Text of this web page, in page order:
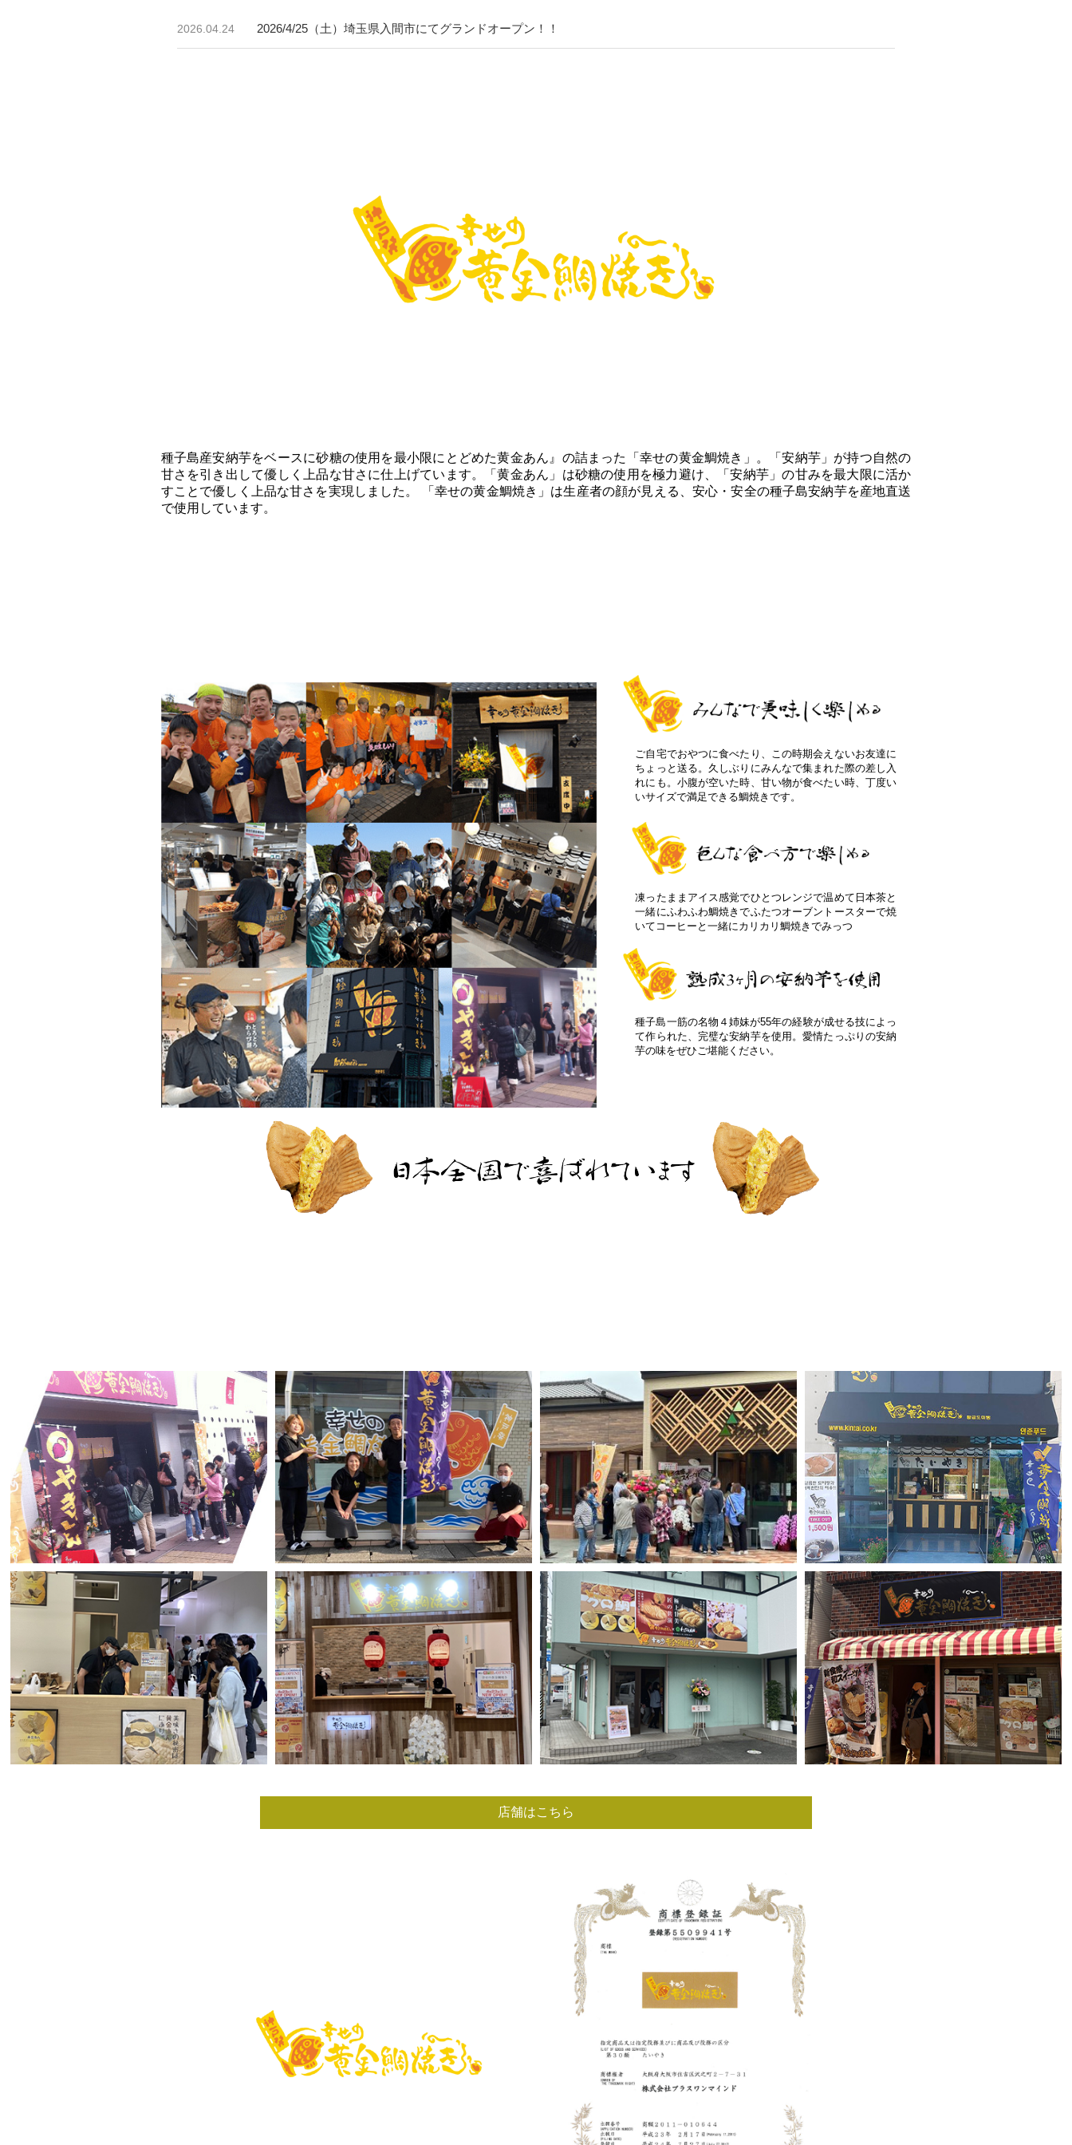
2026.04.24 2026/4/25（土）埼玉県入間市にてグランドオープン！！
種子島産安納芋をベースに砂糖の使用を最小限にとどめた黄金あん』の詰まった「幸せの黄金鯛焼き」。「安納芋」が持つ自然の
甘さを引き出して優しく上品な甘さに仕上げています。「黄金あん」は砂糖の使用を極力避け、「安納芋」の甘みを最大限に活か
すことで優しく上品な甘さを実現しました。 「幸せの黄金鯛焼き」は生産者の顔が見える、安心・安全の種子島安納芋を産地直送
で使用しています。
ご自宅でおやつに食べたり、この時期会えないお友達に
ちょっと送る。久しぶりにみんなで集まれた際の差し入
れにも。小腹が空いた時、甘い物が食べたい時、丁度い
いサイズで満足できる鯛焼きです。
凍ったままアイス感覚でひとつレンジで温めて日本茶と
一緒にふわふわ鯛焼きでふたつオーブントースターで焼
いてコーヒーと一緒にカリカリ鯛焼きでみっつ
種子島一筋の名物４姉妹が55年の経験が成せる技によっ
て作られた、完璧な安納芋を使用。愛情たっぷりの安納
芋の味をぜひご堪能ください。
店舗はこちら